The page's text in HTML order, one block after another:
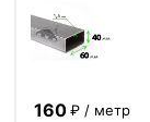
160₽ / метр